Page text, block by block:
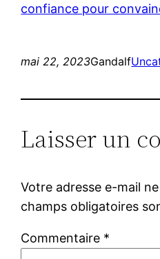
confiance pour
mai 22, 2023Gandalf
Laisser un
Votre adresse e-mail
champs obligatoires
Commentaire *